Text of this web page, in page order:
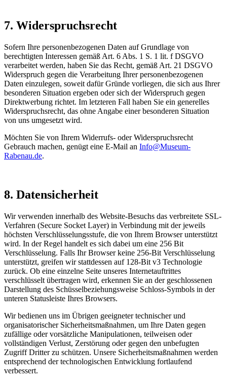
7. Widerspruchsrecht
Sofern Ihre personenbezogenen Daten auf Grundlage von
berechtigten Interessen gemäß Art. 6 Abs. 1 S. 1 lit. f DSGVO
verarbeitet werden, haben Sie das Recht, gemäß Art. 21 DSGVO
Widerspruch gegen die Verarbeitung Ihrer personenbezogenen
Daten einzulegen, soweit dafür Gründe vorliegen, die sich aus Ihrer
besonderen Situation ergeben oder sich der Widerspruch gegen
Direktwerbung richtet. Im letzteren Fall haben Sie ein generelles
Widerspruchsrecht, das ohne Angabe einer besonderen Situation
von uns umgesetzt wird.
Möchten Sie von Ihrem Widerrufs- oder Widerspruchsrecht
Gebrauch machen, genügt eine E-Mail an Info@Museum-
Rabenau.de.
8. Datensicherheit
Wir verwenden innerhalb des Website-Besuchs das verbreitete SSL-
Verfahren (Secure Socket Layer) in Verbindung mit der jeweils
höchsten Verschlüsselungsstufe, die von Ihrem Browser unterstützt
wird. In der Regel handelt es sich dabei um eine 256 Bit
Verschlüsselung. Falls Ihr Browser keine 256-Bit Verschlüsselung
unterstützt, greifen wir stattdessen auf 128-Bit v3 Technologie
zurück. Ob eine einzelne Seite unseres Internetauftrittes
verschlüsselt übertragen wird, erkennen Sie an der geschlossenen
Darstellung des Schüsselbeziehungsweise Schloss-Symbols in der
unteren Statusleiste Ihres Browsers.
Wir bedienen uns im Übrigen geeigneter technischer und
organisatorischer Sicherheitsmaßnahmen, um Ihre Daten gegen
zufällige oder vorsätzliche Manipulationen, teilweisen oder
vollständigen Verlust, Zerstörung oder gegen den unbefugten
Zugriff Dritter zu schützen. Unsere Sicherheitsmaßnahmen werden
entsprechend der technologischen Entwicklung fortlaufend
verbessert.